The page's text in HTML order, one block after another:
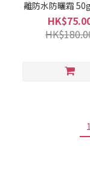
離防水防曬霜
旬)
1